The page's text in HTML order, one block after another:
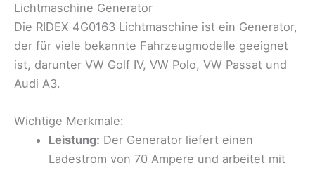
Lichtmaschine Generator
Die RIDEX 4G0163 Lichtmaschine ist ein Generator,
der für viele bekannte Fahrzeugmodelle geeignet
ist, darunter VW Golf IV, VW Polo, VW Passat und
Audi A3.
Wichtige Merkmale:
Leistung: Der Generator liefert einen
Ladestrom von 70 Ampere und arbeitet mit